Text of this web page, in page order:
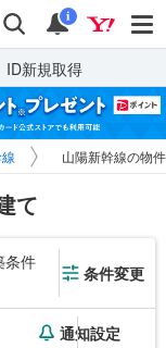
検索 通知
i
ID新規取得
山陽新幹線の物
て
条件
条件変更
通知設定